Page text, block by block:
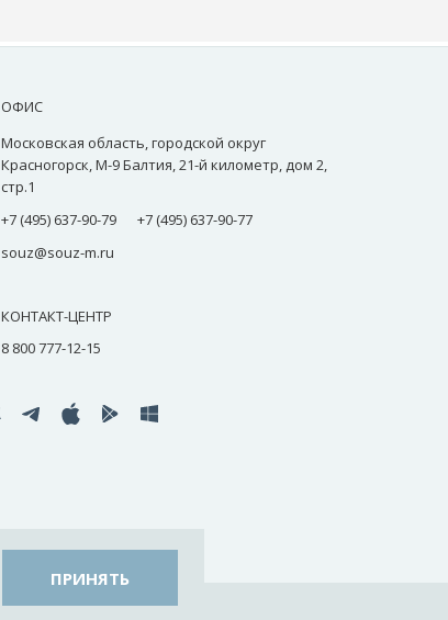
ОФИС
Московская область, городской округ
Красногорск, М-9 Балтия, 21-й километр, дом 2,
стр.1
+7 (495) 637-90-79
+7 (495) 637-90-77
souz@souz-m.ru
КОНТАКТ-ЦЕНТР
8 800 777-12-15
ПРИНЯТЬ